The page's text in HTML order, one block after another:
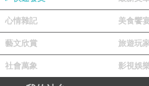
獨特凹式車邊，可增加脖緣服貼性並減少空隙
活潑時尚的造型圖案，讓您的寶寶永遠都是眾
心情雜記 美食饗
藝文欣賞 旅遊玩
社會萬象 影視娛